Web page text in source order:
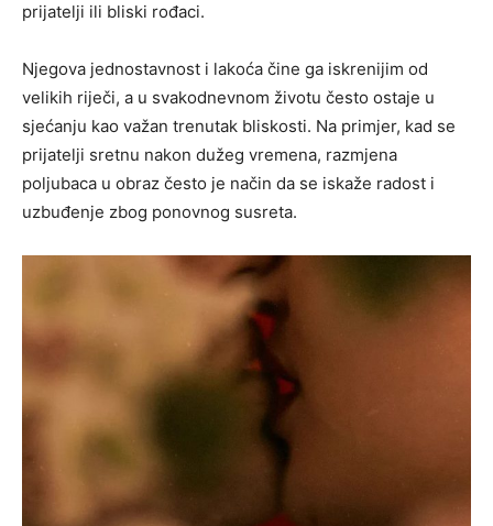
prijatelji ili bliski rođaci.
Njegova jednostavnost i lakoća čine ga iskrenijim od
velikih riječi, a u svakodnevnom životu često ostaje u
sjećanju kao važan trenutak bliskosti. Na primjer, kad se
prijatelji sretnu nakon dužeg vremena, razmjena
poljubaca u obraz često je način da se iskaže radost i
uzbuđenje zbog ponovnog susreta.